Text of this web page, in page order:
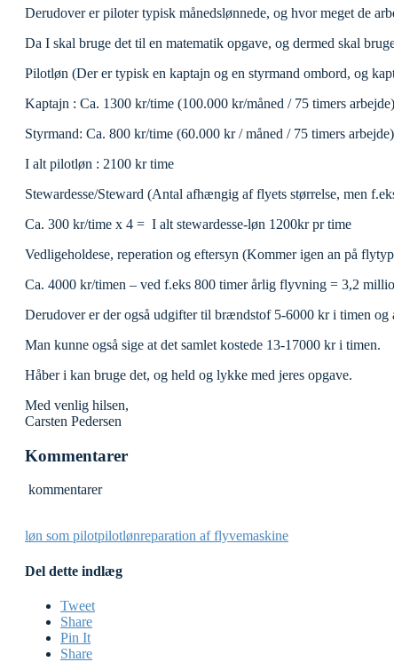
Derudover er piloter typisk månedslønnede, og hvor meget de
Da I skal bruge det til en matematik opgave, og dermed skal
Pilotløn (Der er typisk en kaptajn og en styrmand ombord, og
Kaptajn : Ca. 1300 kr/time (100.000 kr/måned / 75 timers arbejde)
Styrmand: Ca. 800 kr/time (60.000 kr / måned / 75 timers arbejde)
I alt pilotløn : 2100 kr time
Stewardesse/Steward (Antal afhængig af flyets størrelse, men
Ca. 300 kr/time x 4 = I alt stewardesse-løn 1200kr pr time
Vedligeholdese, reperation og eftersyn (Kommer igen an på
Ca. 4000 kr/timen – ved f.eks 800 timer årlig flyvning = 3,2
Derudover er der også udgifter til brændstof 5-6000 kr i timen
Man kunne også sige at det samlet kostede 13-17000 kr i timen.
Håber i kan bruge det, og held og lykke med jeres opgave.
Med venlig hilsen,
Carsten Pedersen
Kommentarer
kommentarer
løn som pilotpilotlønreparation af flyvemaskine
Del dette indlæg
Tweet
Share
Pin It
Share